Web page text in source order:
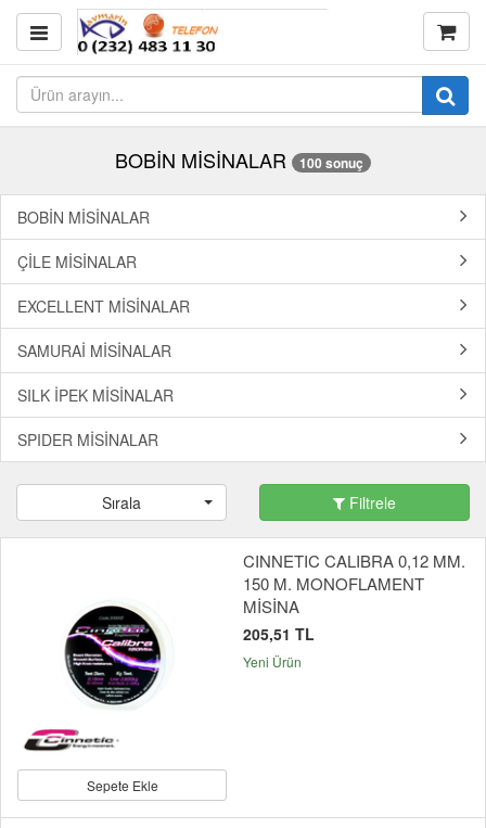
BOBİN MİSİNALAR 100 sonuç
BOBİN MİSİNALAR
ÇİLE MİSİNALAR
EXCELLENT MİSİNALAR
SAMURAİ MİSİNALAR
SILK İPEK MİSİNALAR
SPIDER MİSİNALAR
Sırala Filtrele
Sepete Ekle
CINNETIC CALIBRA 0,12 MM.
150 M. MONOFLAMENT
MİSİNA
205,51 TL
Yeni Ürün